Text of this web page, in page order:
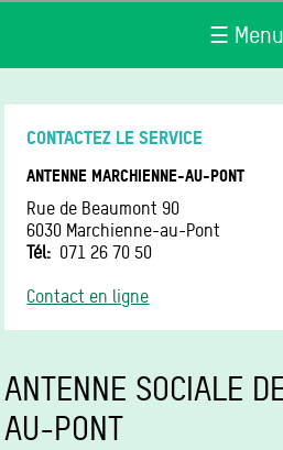
☰ Menu
CONTACTEZ LE SERVICE
ANTENNE MARCHIENNE-AU-PONT
Rue de Beaumont 90
6030 Marchienne-au-Pont
Tél
071 26 70 50
Contact en ligne
ANTENNE SOCIALE
AU-PONT